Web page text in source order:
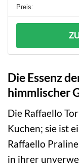
Die Essenz
himmlischer
Die Raffaello
Kuchen; sie ist
Raffaello
in ihrer